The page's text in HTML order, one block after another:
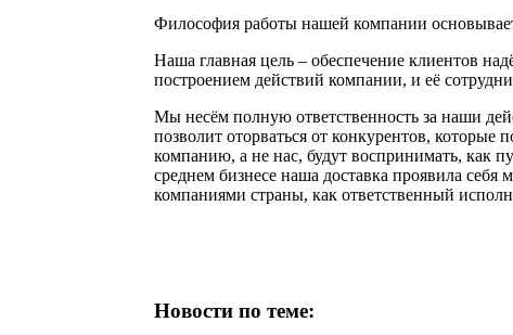
Философия работы нашей компании
Наша главная цель – обеспечение клиентов
построением действий компании, и её
Мы несём полную ответственность за наши
позволит оторваться от конкурентов,
компанию, а не нас, будут воспринимать, как
среднем бизнесе наша доставка проявила
компаниями страны, как ответственный
Новости по теме: